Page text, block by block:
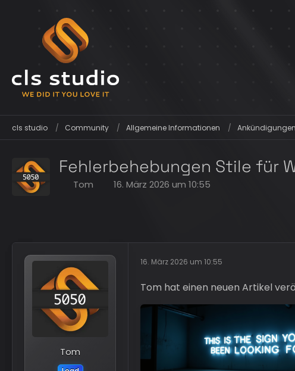
cls studio Community Allgemeine Informationen
Fehlerbehebungen Stile für
Tom 16. März 2026 um 10:55
Tom
16. März 2026 um 10:55
Tom hat einen neuen Artikel